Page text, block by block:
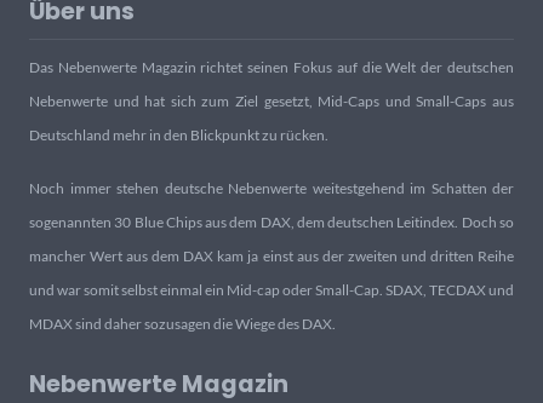
Über uns
Das Nebenwerte Magazin richtet seinen Fokus auf die Welt der deutschen
Nebenwerte und hat sich zum Ziel gesetzt, Mid-Caps und Small-Caps aus
Deutschland mehr in den Blickpunkt zu rücken.
Noch immer stehen deutsche Nebenwerte weitestgehend im Schatten der
sogenannten 30 Blue Chips aus dem DAX, dem deutschen Leitindex. Doch so
mancher Wert aus dem DAX kam ja einst aus der zweiten und dritten Reihe
und war somit selbst einmal ein Mid-cap oder Small-Cap. SDAX, TECDAX und
MDAX sind daher sozusagen die Wiege des DAX.
Nebenwerte Magazin